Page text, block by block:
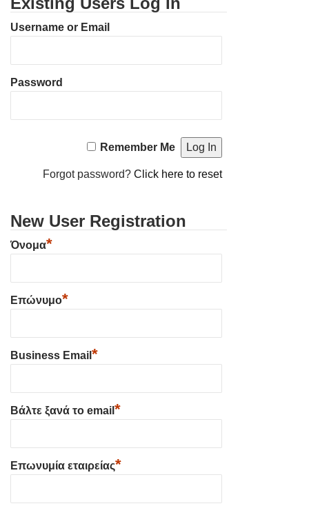
Username or Email
Password
Remember Me
Forgot password?Click here to reset
New User Registration
Όνομα*
Επώνυμο*
Business Email *
Βάλτε ξανά το email *
Επωνυμία εταιρείας*